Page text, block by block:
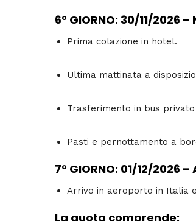
6° GIORNO: 30/11/2026 –
Prima colazione in hotel.
Ultima mattinata a
Trasferimento in bus
Pasti e pernottamento a
7° GIORNO: 01/12/2026 –
Arrivo in aeroporto in Italia
La quota comprende: